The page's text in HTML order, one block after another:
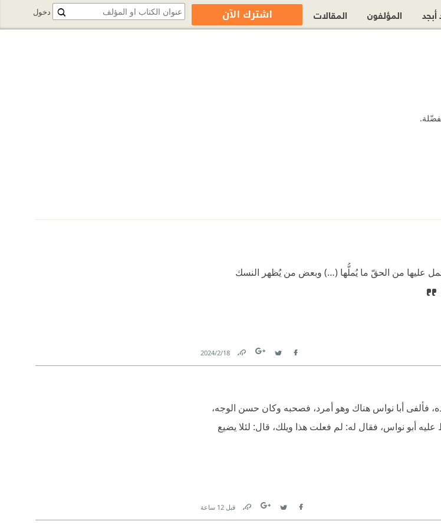
عليها من الحقّ ما يُملُّها (…) وبعض من يُظهر النسك
Facebook
Twitter
Link
18‏/2‏/2024
فألفى أبا نواس هناك وهو أمرد، فصحبه وكان حسن الوجه،
أبو نواس، فقال له: لم فعلت هذا ويلك، قال: لئلا يضيع
Facebook
Twitter
Link
قبل 12 ساعة
دخول المؤلفون المقالات اشترك الآن